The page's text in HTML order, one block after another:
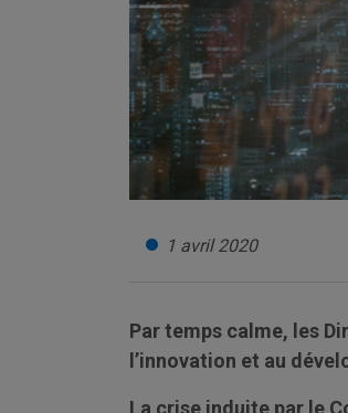
1 avril 2020
Par temps calme, les
l’innovation et au
La crise induite par le